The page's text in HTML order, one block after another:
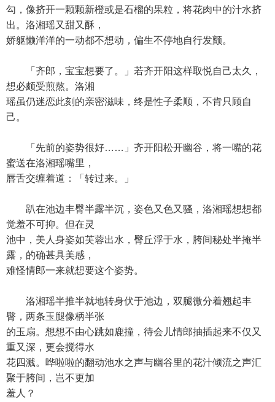
勾，像挤开一颗颗新橙或是石榴的果粒，将花肉中的汁水挤
出。洛湘瑶又甜又酥，
娇躯懒洋洋的一动都不想动，偏生不停地自行发颤。
「齐郎，宝宝想要了。」若齐开阳这样取悦自己太久，
想必颇受煎熬。洛湘
瑶虽仍迷恋此刻的亲密滋味，终是性子柔顺，不肯只顾自
己。
「先前的姿势很好……」齐开阳松开幽谷，将一嘴的花
蜜送在洛湘瑶嘴里，
唇舌交缠着道：「转过来。」
趴在池边丰臀半露半沉，姿色又色又骚，洛湘瑶想想都
觉羞不可抑。但在灵
池中，美人身姿如芙蓉出水，臀丘浮于水，胯间秘处半掩半
露，的确甚具美感，
难怪情郎一来就想要这个姿势。
洛湘瑶半推半就地转身伏于池边，双腿微分着翘起丰
臀，两条玉腿像柄半张
的玉扇。想想不由心跳如鹿撞，待会儿情郎抽插起来不仅又
重又深，更会搅得水
花四溅。哗啦啦的翻动池水之声与幽谷里的花汁倾流之声汇
聚于胯间，岂不更加
羞人？